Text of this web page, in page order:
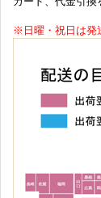
※日曜・祝日は発